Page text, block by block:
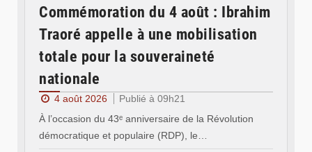
Commémoration du 4 août : Ibrahim
Traoré appelle à une mobilisation
totale pour la souveraineté
nationale
4 août 2026
Publié à 09h21
À l’occasion du 43ᵉ anniversaire de la Révolution
démocratique et populaire (RDP), le…